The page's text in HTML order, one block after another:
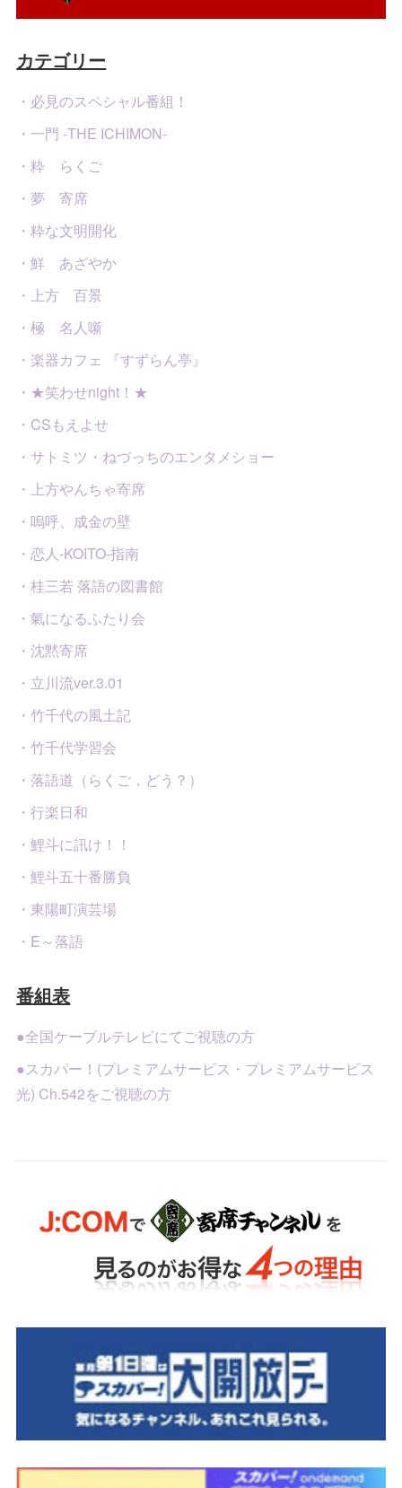
カテゴリー
・必見のスペシャル番組！
・一門 -THE ICHIMON-
・粋 らくご
・夢 寄席
・粋な文明開化
・鮮 あざやか
・上方 百景
・極 名人噺
・楽器カフェ 『すずらん亭』
・★笑わせnight！★
・CSもえよせ
・サトミツ・ねづっちのエンタメショー
・上方やんちゃ寄席
・嗚呼、成金の壁
・恋人-KOITO-指南
・桂三若 落語の図書館
・氣になるふたり会
・沈黙寄席
・立川流ver.3.01
・竹千代の風土記
・竹千代学習会
・落語道（らくご，どう？）
・行楽日和
・鯉斗に訊け！！
・鯉斗五十番勝負
・東陽町演芸場
・E～落語
番組表
●全国ケーブルテレビにてご視聴の方
●スカパー！(プレミアムサービス・プレミアムサービス
光) Ch.542をご視聴の方